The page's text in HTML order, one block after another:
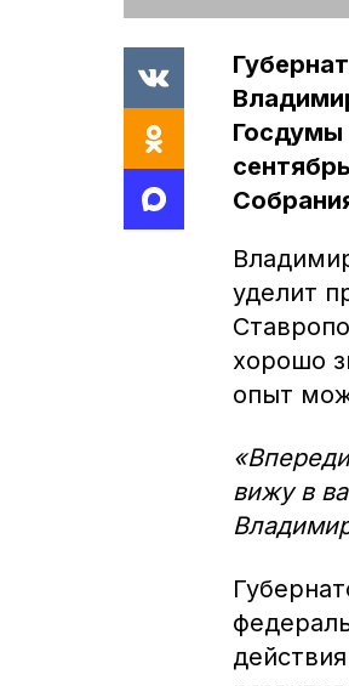
уделит
хорошо
опыт
вижу в